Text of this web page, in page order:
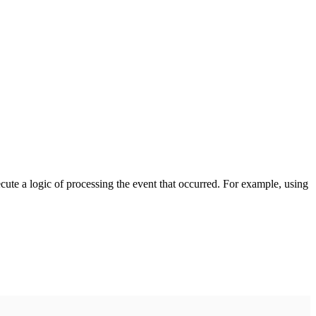
a logic of processing the event that occurred. For example, using